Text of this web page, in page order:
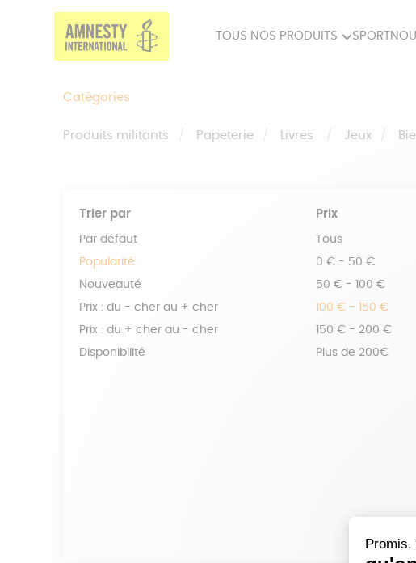
TOUS NOS PRODUITS SPORT
Catégories
Produits militants Papeterie Livres Jeux
Trier par
Par défaut
Popularité
Nouveauté
Prix : du - cher au + cher
Prix : du + cher au - cher
Disponibilité
Prix
Tous
0 € - 50 €
50 € - 100 €
100 € - 150 €
150 € - 200 €
Plus de 200€